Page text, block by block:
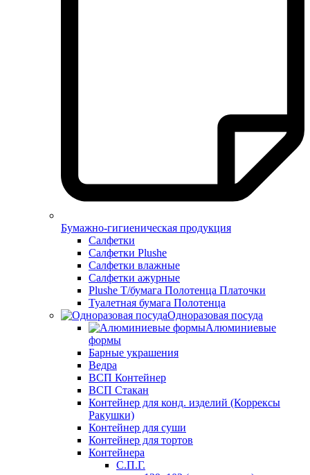
Бумажно-гигиеническая продукция
Салфетки
Салфетки Plushe
Салфетки влажные
Салфетки ажурные
Plushe Т/бумага Полотенца Платочки
Туалетная бумага Полотенца
Одноразовая посуда
Алюминиевые
формы
Барные украшения
Ведра
ВСП Контейнер
ВСП Стакан
Контейнер для конд. изделий (Коррексы
Ракушки)
Контейнер для суши
Контейнер для тортов
Контейнера
С.П.Г.